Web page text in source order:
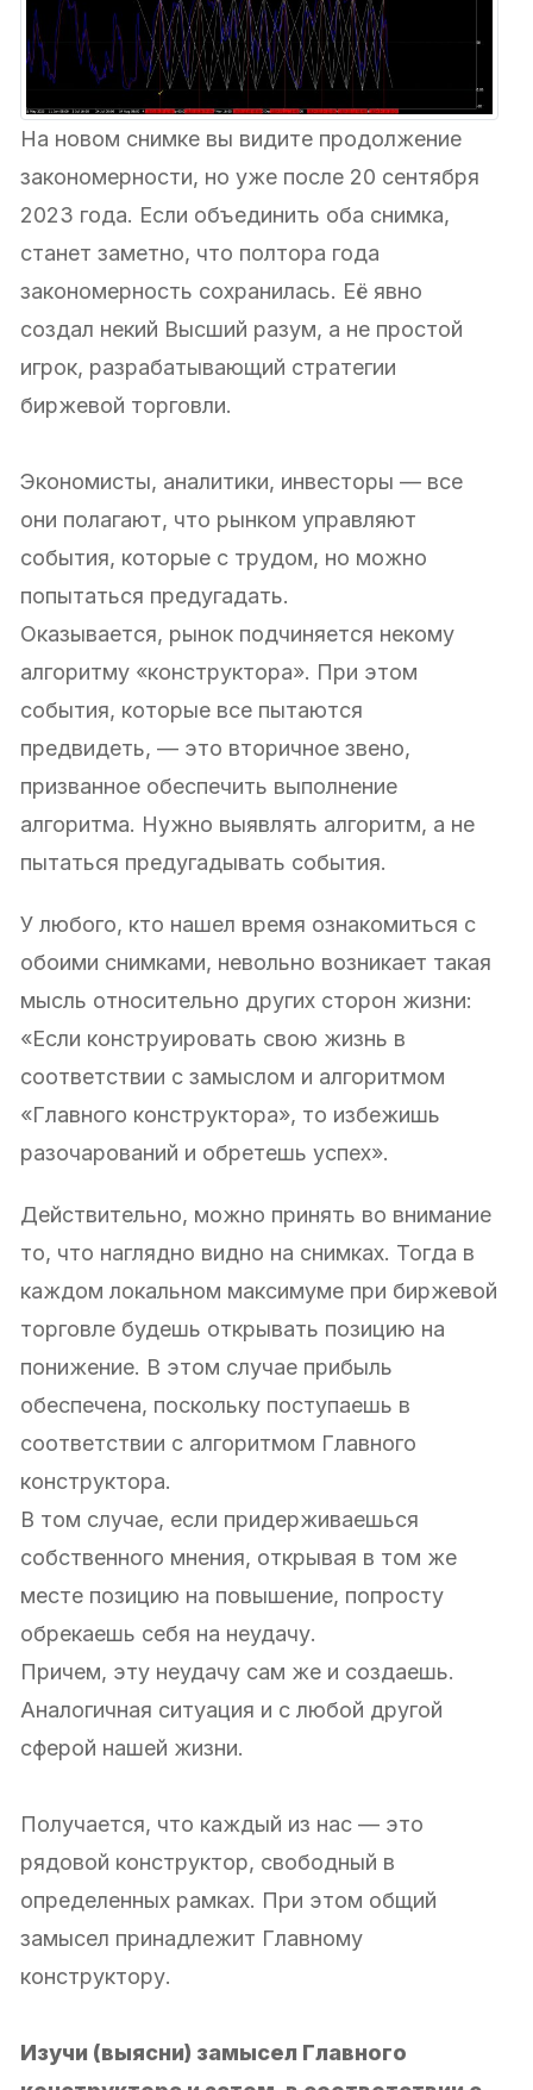
На новом снимке вы видите продолжение
закономерности, но уже после 20 сентября
2023 года. Если объединить оба снимка,
станет заметно, что полтора года
закономерность сохранилась. Её явно
создал некий Высший разум, а не простой
игрок, разрабатывающий стратегии
биржевой торговли.
Экономисты, аналитики, инвесторы — все
они полагают, что рынком управляют
события, которые с трудом, но можно
попытаться предугадать.
Оказывается, рынок подчиняется некому
алгоритму «конструктора». При этом
события, которые все пытаются
предвидеть, — это вторичное звено,
призванное обеспечить выполнение
алгоритма. Нужно выявлять алгоритм, а не
пытаться предугадывать события.
У любого, кто нашел время ознакомиться с
обоими снимками, невольно возникает такая
мысль относительно других сторон жизни:
«Если конструировать свою жизнь в
соответствии с замыслом и алгоритмом
«Главного конструктора», то избежишь
разочарований и обретешь успех».
Действительно, можно принять во внимание
то, что наглядно видно на снимках. Тогда в
каждом локальном максимуме при биржевой
торговле будешь открывать позицию на
понижение. В этом случае прибыль
обеспечена, поскольку поступаешь в
соответствии с алгоритмом Главного
конструктора.
В том случае, если придерживаешься
собственного мнения, открывая в том же
месте позицию на повышение, попросту
обрекаешь себя на неудачу.
Причем, эту неудачу сам же и создаешь.
Аналогичная ситуация и с любой другой
сферой нашей жизни.
Получается, что каждый из нас — это
рядовой конструктор, свободный в
определенных рамках. При этом общий
замысел принадлежит Главному
конструктору.
Изучи (выясни) замысел Главного